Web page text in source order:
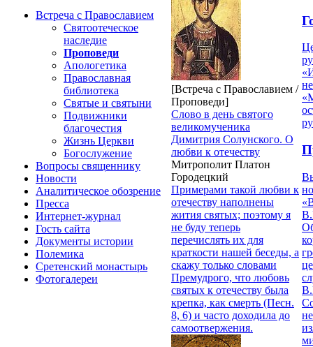
Встреча с Православием
Святоотеческое
наследие
Проповеди
Апологетика
Православная
библиотека
Святые и святыни
Подвижники
благочестия
Жизнь Церкви
Богослужение
Вопросы священнику
Новости
Аналитическое обозрение
Пресса
Интернет-журнал
Гость сайта
Документы истории
Полемика
Сретенский монастырь
Фотогалереи
[Встреча с Православием /
Проповеди]
Слово в день святого
великомученика
Димитрия Солунского. О
любви к отечеству
Митрополит Платон
Городецкий
Примерами такой любви к
отечеству наполнены
жития святых; поэтому я
не буду теперь
перечислять их для
краткости нашей беседы, а
скажу только словами
Премудрого, что любовь
святых к отечеству была
крепка, как смерть (Песн.
8, 6) и часто доходила до
самоотвержения.